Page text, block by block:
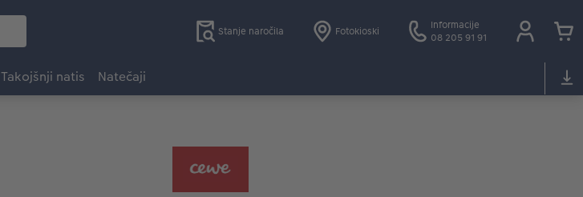
Stanje naročila Fotokioski
Informacije
08 205 91 91
Takojšnji natis Natečaji